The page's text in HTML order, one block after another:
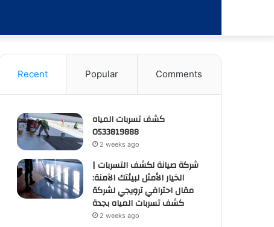
Recent Popular Comments
كشف تسربات المياه
0533819888
2 weeks ago
شركة صيانة لكشف التسربات |
الخيار الأمثل لبيئتك الآمنة:
مقال احترافي ترويجي لشركة
كشف تسربات المياه بجدة
2 weeks ago